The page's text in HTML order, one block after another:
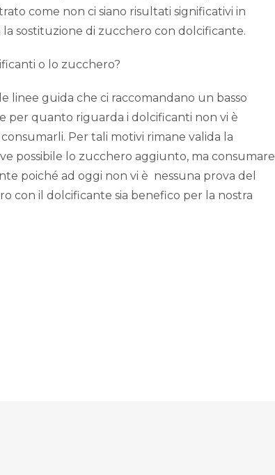
come non ci siano risultati significativi in
sostituzione di zucchero con dolcificante.
o lo zucchero?
linee guida che ci raccomandano un basso
per quanto riguarda i dolcificanti non vi è
Per tali motivi rimane valida la
possibile lo zucchero aggiunto, ma consumare
poiché ad oggi non vi è nessuna prova del
con il dolcificante sia benefico per la nostra